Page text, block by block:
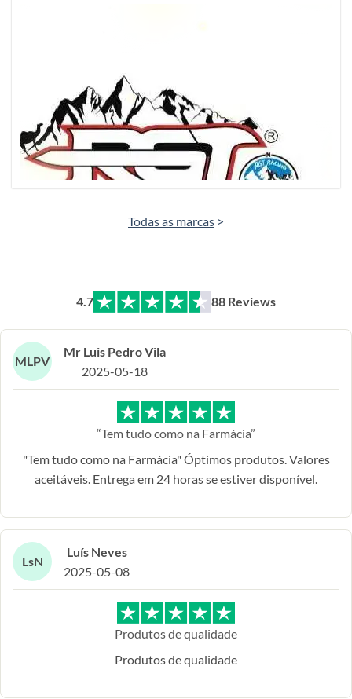
Todas as marcas >
4.7 88 Reviews
MLPV
Mr Luis Pedro Vila
2025-05-18
“Tem tudo como na Farmácia”
"Tem tudo como na Farmácia" Óptimos produtos. Valores
aceitáveis. Entrega em 24 horas se estiver disponível.
LsN
Luís Neves
2025-05-08
Produtos de qualidade
Produtos de qualidade